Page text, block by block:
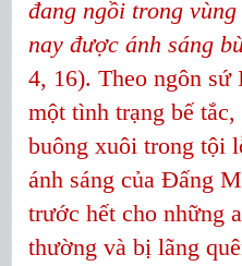
đang ngồi trong
nay được ánh sáng
4, 16). Theo ngôn sứ
một tình trạng bế
buông xuôi trong tội
ánh sáng của Đấng
trước hết cho những
thường và bị lãng